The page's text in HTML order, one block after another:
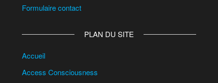
Formulaire contact
PLAN DU SITE
Accueil
Access Consciousness